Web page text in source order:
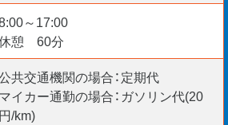
為／省令3号ニ）
資格をお持ちの方
～17:00
憩 60分
共交通機関の場合：定期代
マイカー通勤の場合：ガソリン代(20
円/km)